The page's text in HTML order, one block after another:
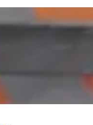
ergeben sich für